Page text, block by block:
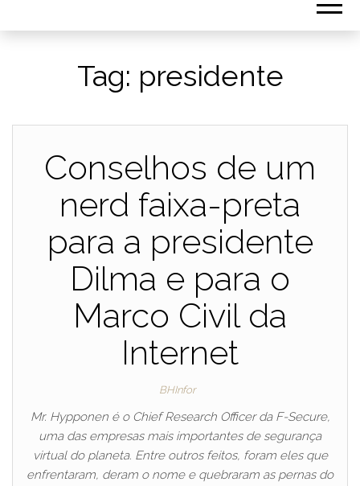
Tag: presidente
Conselhos de um
nerd faixa-preta
para a presidente
Dilma e para o
Marco Civil da
Internet
BHInfor
Mr. Hypponen é o Chief Research Officer da F-Secure,
uma das empresas mais importantes de segurança
virtual do planeta. Entre outros feitos, foram eles que
enfrentaram, deram o nome e quebraram as pernas do